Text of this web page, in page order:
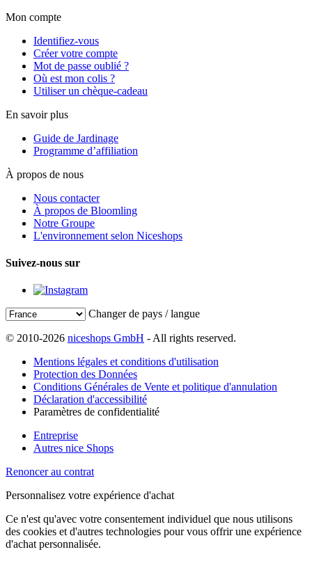
Mon compte
Identifiez-vous
Créer votre compte
Mot de passe oublié ?
Où est mon colis ?
Utiliser un chèque-cadeau
En savoir plus
Guide de Jardinage
Programme d’affiliation
À propos de nous
Nous contacter
À propos de Bloomling
Notre Groupe
L'environnement selon Niceshops
Suivez-nous sur
Changer de pays / langue
© 2010-2026 niceshops GmbH - All rights reserved.
Mentions légales et conditions d'utilisation
Protection des Données
Conditions Générales de Vente et politique d'annulation
Déclaration d'accessibilité
Paramètres de confidentialité
Entreprise
Autres nice Shops
Renoncer au contrat
Personnalisez votre expérience d'achat
Ce n'est qu'avec votre consentement individuel que nous utilisons
des cookies et d'autres technologies pour vous offrir une expérience
d'achat personnalisée.